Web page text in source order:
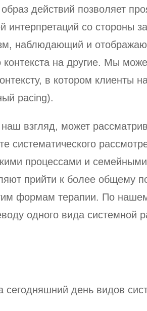
действий позволяет
со стороны
наблюдающий и
на другие. Мы
в котором клиенты
pacing).
взгляд, может
систематического
процессами и
прийти к более общему
формам терапии. По
одного вида системной
день видов